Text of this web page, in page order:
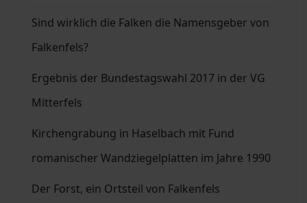
Sind wirklich die Falken die Namensgeber von
Falkenfels?
Ergebnis der Bundestagswahl 2017 in der VG
Mitterfels
Kirchengrabung in Haselbach mit Fund
romanischer Wandziegelplatten im Jahre 1990
Der Forst, ein Ortsteil von Falkenfels